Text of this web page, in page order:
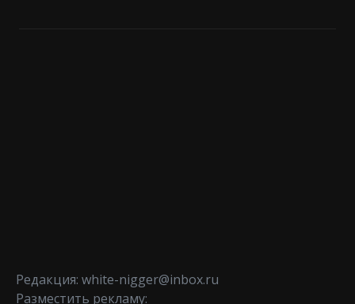
Редакция: white-nigger@inbox.ru
Разместить рекламу: